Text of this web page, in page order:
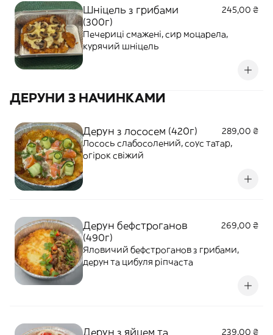
Шніцель з грибами
(300г)
245,00 ₴
Печериці смажені, сир моцарела,
курячий шніцель
ДЕРУНИ З НАЧИНКАМИ
Дерун з лососем (420г)
289,00 ₴
Лосось слабосолений, соус татар,
огірок свіжий
Дерун бефстроганов
(490г)
269,00 ₴
Яловичий бефстроганов з грибами,
дерун та цибуля ріпчаста
Дерун з яйцем та 239,00 ₴